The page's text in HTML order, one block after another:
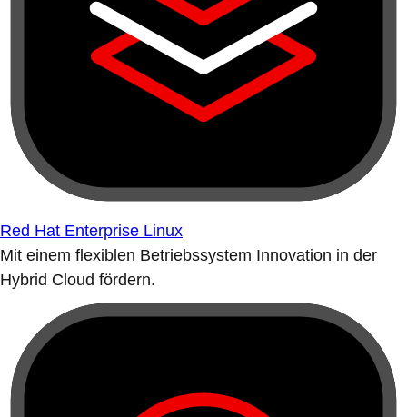
Red Hat Enterprise Linux
Mit einem flexiblen Betriebssystem Innovation in der
Hybrid Cloud fördern.